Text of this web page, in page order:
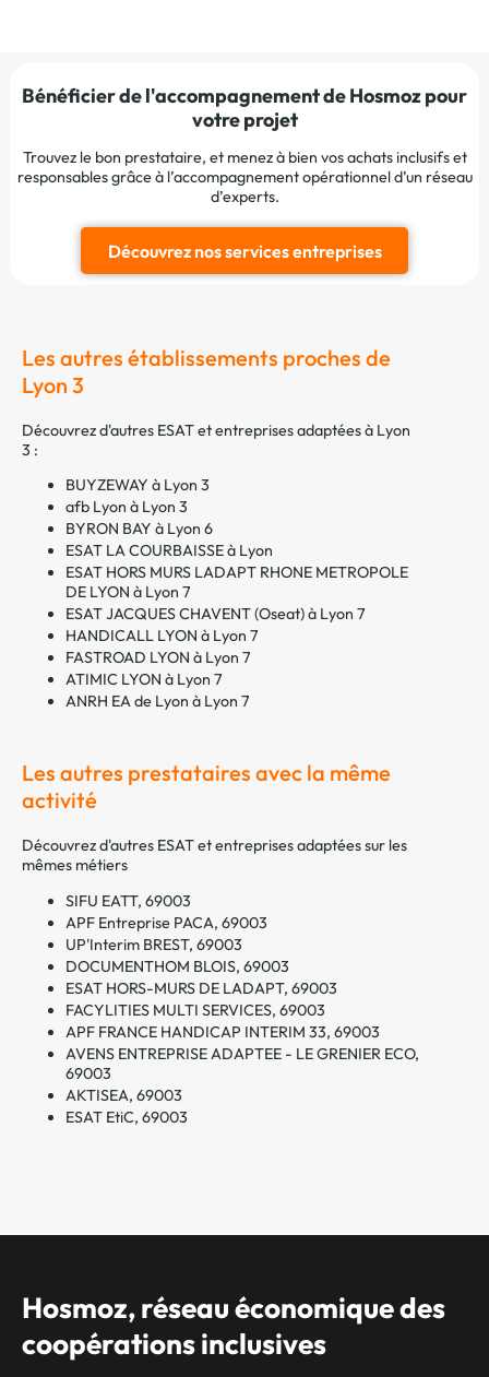
Bénéficier de l'accompagnement de Hosmoz pour
votre projet
Trouvez le bon prestataire, et menez à bien vos achats inclusifs et
responsables grâce à l’accompagnement opérationnel d’un réseau
d’experts.
Découvrez nos services entreprises
Les autres établissements proches de
Lyon 3
Découvrez d'autres ESAT et entreprises adaptées à Lyon
3 :
BUYZEWAY à Lyon 3
afb Lyon à Lyon 3
BYRON BAY à Lyon 6
ESAT LA COURBAISSE à Lyon
ESAT HORS MURS LADAPT RHONE METROPOLE
DE LYON à Lyon 7
ESAT JACQUES CHAVENT (Oseat) à Lyon 7
HANDICALL LYON à Lyon 7
FASTROAD LYON à Lyon 7
ATIMIC LYON à Lyon 7
ANRH EA de Lyon à Lyon 7
Les autres prestataires avec la même
activité
Découvrez d'autres ESAT et entreprises adaptées sur les
mêmes métiers
SIFU EATT, 69003
APF Entreprise PACA, 69003
UP'Interim BREST, 69003
DOCUMENTHOM BLOIS, 69003
ESAT HORS-MURS DE LADAPT, 69003
FACYLITIES MULTI SERVICES, 69003
APF FRANCE HANDICAP INTERIM 33, 69003
AVENS ENTREPRISE ADAPTEE - LE GRENIER ECO,
69003
AKTISEA, 69003
ESAT EtiC, 69003
Hosmoz, réseau économique des
coopérations inclusives